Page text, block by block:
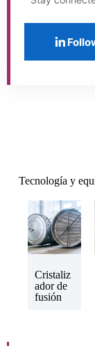
Tecnología y
Cristaliz
ador de
fusión